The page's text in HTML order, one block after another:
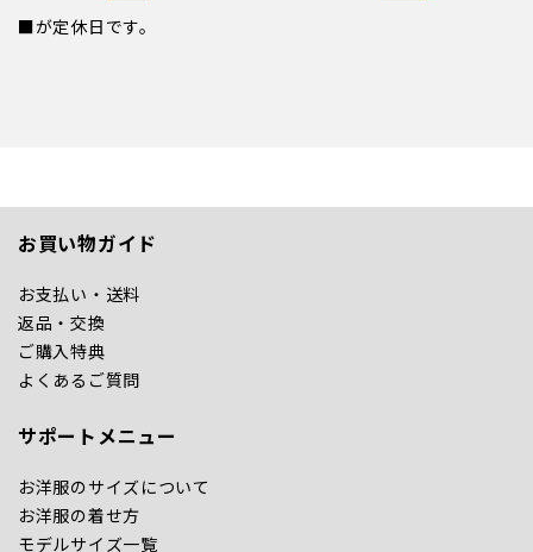
■が定休日です。
お買い物ガイド
お支払い・送料
返品・交換
ご購入特典
よくあるご質問
サポートメニュー
お洋服のサイズについて
お洋服の着せ方
モデルサイズ一覧